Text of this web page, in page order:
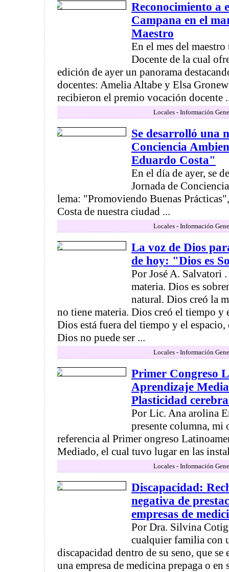
Reconocimiento a
Campana en el
Maestro
En el mes del
Docente de la cual
edición de ayer un panorama
docentes: Amelia Altabe y Elsa
recibieron el premio vocación docente
Locales - Información
Se desarrolló una
Conciencia
Eduardo Costa"
En el día de ayer, se
Jornada de
lema: "Promoviendo Buenas
Costa de nuestra ciudad ...
Locales - Información
La voz de Dios
de hoy: "Dios es
Por José A. Salvatori
materia. Dios es
natural. Dios creó la
no tiene materia. Dios creó el tiempo y
Dios está fuera del tiempo y el
Dios no puede ser ...
Locales - Información
Primer Congreso
Aprendizaje
Plasticidad
Por Lic. Ana arolina
presente columna, mi
referencia al Primer ongreso
Mediado, el cual tuvo lugar en las
Locales - Información
Discapacidad:
negativa de
empresas de
Por Dra. Silvina
cualquier familia con
discapacidad dentro de su seno, que se
una empresa de medicina prepaga o en